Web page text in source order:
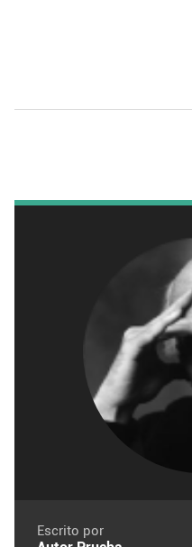
Escrito por